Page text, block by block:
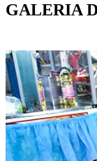
GALERIA